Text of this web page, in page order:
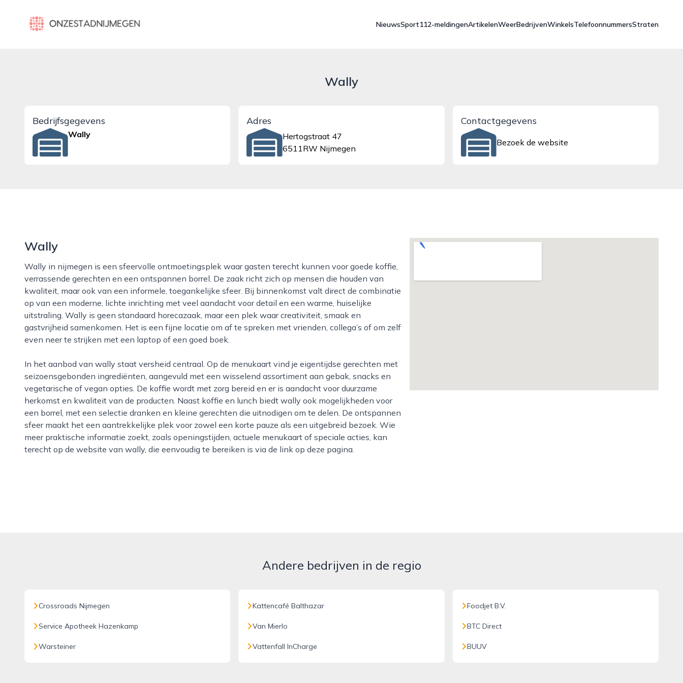
onzestadnijmegen.nl
NieuwsSport112-meldingenArtikelenWeerBedrijvenWinkelsTelefoonnummersStraten
Wally
Bedrijfsgegevens
Wally
Adres
Hertogstraat 47
6511RW Nijmegen
Contactgegevens
Bezoek de website
Wally
Wally in nijmegen is een sfeervolle ontmoetingsplek waar gasten terecht kunnen voor goede koffie,
verrassende gerechten en een ontspannen borrel. De zaak richt zich op mensen die houden van
kwaliteit, maar ook van een informele, toegankelijke sfeer. Bij binnenkomst valt direct de combinatie
op van een moderne, lichte inrichting met veel aandacht voor detail en een warme, huiselijke
uitstraling. Wally is geen standaard horecazaak, maar een plek waar creativiteit, smaak en
gastvrijheid samenkomen. Het is een fijne locatie om af te spreken met vrienden, collega’s of om zelf
even neer te strijken met een laptop of een goed boek.
In het aanbod van wally staat versheid centraal. Op de menukaart vind je eigentijdse gerechten met
seizoensgebonden ingrediënten, aangevuld met een wisselend assortiment aan gebak, snacks en
vegetarische of vegan opties. De koffie wordt met zorg bereid en er is aandacht voor duurzame
herkomst en kwaliteit van de producten. Naast koffie en lunch biedt wally ook mogelijkheden voor
een borrel, met een selectie dranken en kleine gerechten die uitnodigen om te delen. De ontspannen
sfeer maakt het een aantrekkelijke plek voor zowel een korte pauze als een uitgebreid bezoek. Wie
meer praktische informatie zoekt, zoals openingstijden, actuele menukaart of speciale acties, kan
terecht op de website van wally, die eenvoudig te bereiken is via de link op deze pagina.
Andere bedrijven in de regio
Crossroads Nijmegen
Service Apotheek Hazenkamp
Warsteiner
Kattencafé Balthazar
Van Mierlo
Vattenfall InCharge
Foodjet B.V.
BTC Direct
BUUV